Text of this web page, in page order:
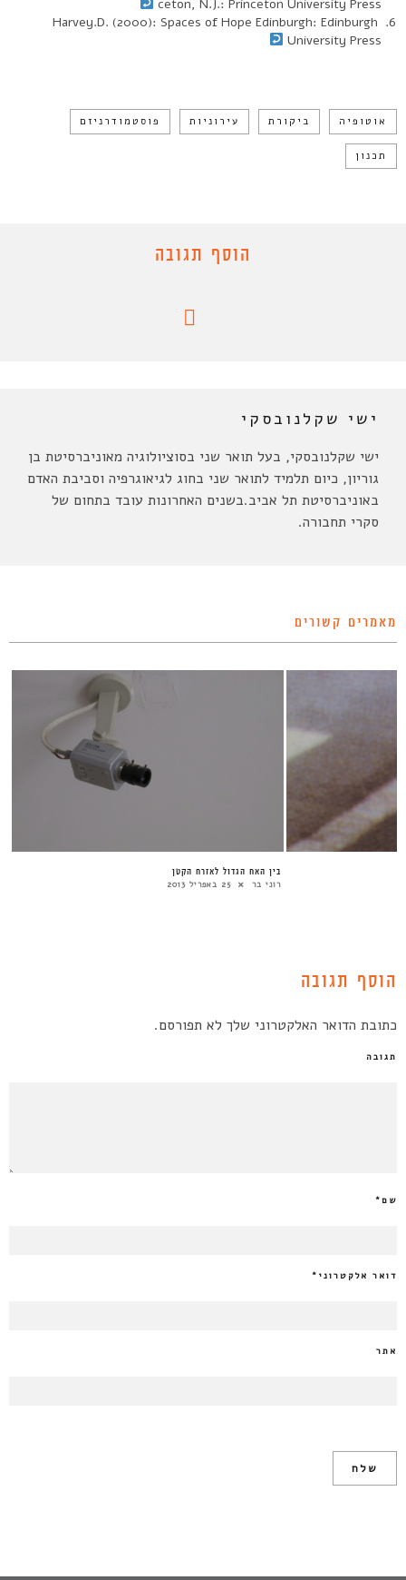
ceton, N.J.: Princeton University Press
Harvey.D. (2000): Spaces of Hope Edinburgh: Edinburgh
University Press
אוטופיה ביקורת עירוניות פוסטמודרניזם
תכנון
הוסף תגובה
ישי שקלנובסקי
ישי שקלנובסקי, בעל תואר שני בסוציולוגיה מאוניברסיטת בן
גוריון, כיום תלמיד לתואר שני בחוג לגיאוגרפיה וסביבת האדם
באוניברסיטת תל אביב.בשנים האחרונות עובד בתחום של
סקרי תחבורה.
מאמרים קשורים
בין האח הגדול לאזרח הקטן
רוני בר 25 באפריל 2013
הוסף תגובה
כתובת הדואר האלקטרוני שלך לא תפורסם.
תגובה
שם*
דואר אלקטרוני *
אתר